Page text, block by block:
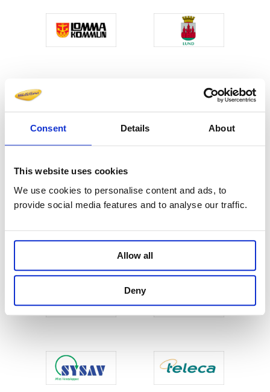
Consent Details About
This website uses cookies
We use cookies to personalise content and ads, to
provide social media features and to analyse our traffic.
Allow all
Deny